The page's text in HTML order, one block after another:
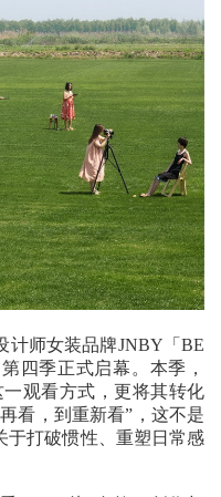
计师女装品牌JNBY「BE
四季正式启幕。本季，
观看方式，更将其转化
看，到重新看”，这不是
于打破惯性、重塑日常感